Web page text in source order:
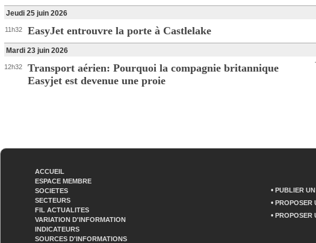
Jeudi 25 juin 2026
11h32 EasyJet entrouvre la porte à Castlelake
Mardi 23 juin 2026
12h32
Transport aérien: Pourquoi la compagnie britannique
Easyjet est devenue une proie
ACCUEIL
ESPACE MEMBRE
SOCIETES
SECTEURS
FIL ACTUALITES
VARIATION D'INFORMATION
INDICATEURS
SOURCES D'INFORMATIONS
• PUBLIER
• PROPOSER
• PROPOSER